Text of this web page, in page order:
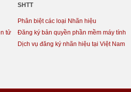
tử
SHTT
Phân biệt các loại Nhãn hiệu
Đăng ký bản quyền phần mềm máy tính
Dịch vụ đăng ký nhãn hiệu tại Việt Nam